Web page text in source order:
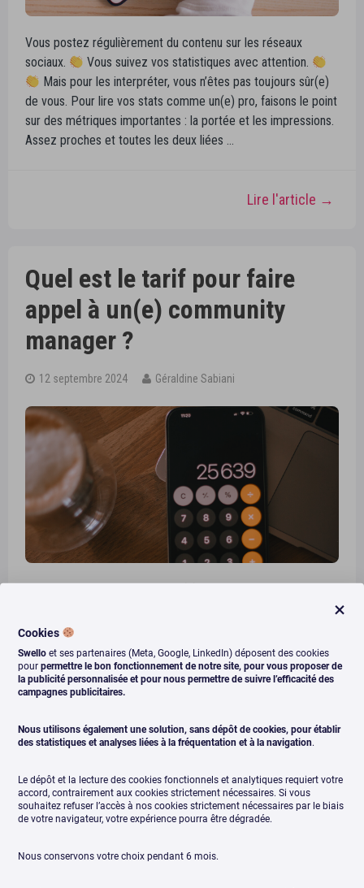
Vous postez régulièrement du contenu sur les réseaux
sociaux.
Vous suivez vos statistiques avec attention.
Mais pour les interpréter, vous n’êtes pas toujours sûr(e)
de vous. Pour lire vos stats comme un(e) pro, faisons le point
sur des métriques importantes : la portée et les impressions.
Assez proches et toutes les deux liées …
Lire l'article →
Quel est le tarif pour faire
appel à un(e) community
manager ?
12 septembre 2024 Géraldine Sabiani
avez vu passer toutes sortes de tarifs. Des tarifs à l’heure, à
la journée, des packs mensuels… Et pour des prix allant
souvent du simple au triple. Alors comment choisir ? Devez-
vous forcément fuir les …
Lire l'article →
5 plateformes pour des
missions freelance de
Cookies
Swello et ses partenaires (Meta, Google, LinkedIn) déposent des cookies
pour permettre le bon fonctionnement de notre site, pour vous proposer de
la publicité personnalisée et pour nous permettre de suivre l’efficacité des
campagnes publicitaires.
Nous utilisons également une solution, sans dépôt de cookies, pour établir
des statistiques et analyses liées à la fréquentation et à la navigation.
Le dépôt et la lecture des cookies fonctionnels et analytiques requiert votre
accord, contrairement aux cookies strictement nécessaires. Si vous
souhaitez refuser l’accès à nos cookies strictement nécessaires par le biais
de votre navigateur, votre expérience pourra être dégradée.
Nous conservons votre choix pendant 6 mois.